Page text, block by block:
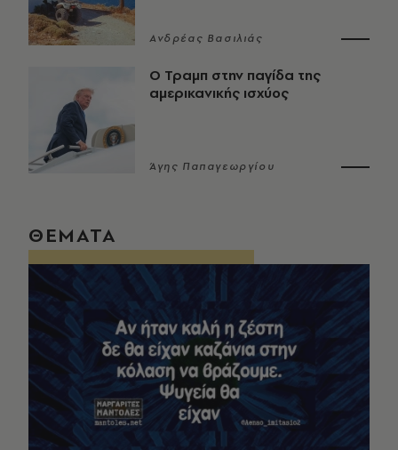
Ανδρέας Βασιλιάς
Ο Τραμπ στην παγίδα της
αμερικανικής ισχύος
Άγης Παπαγεωργίου
ΘΕΜΑΤΑ